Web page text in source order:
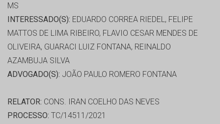
MS
INTERESSADO(S): EDUARDO CORREA RIEDEL, FELIPE
MATTOS DE LIMA RIBEIRO, FLAVIO CESAR MENDES DE
OLIVEIRA, GUARACI LUIZ FONTANA, REINALDO
AZAMBUJA SILVA
ADVOGADO(S): JOÃO PAULO ROMERO FONTANA
RELATOR: CONS. IRAN COELHO DAS NEVES
PROCESSO: TC/14511/2021